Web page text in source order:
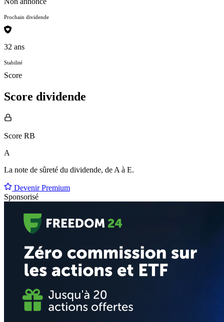
Prochain dividende
32 ans
Stabilité
Score
Score dividende
Score RB
A
La note de sûreté du dividende, de A à E.
Devenir Premium
Sponsorisé